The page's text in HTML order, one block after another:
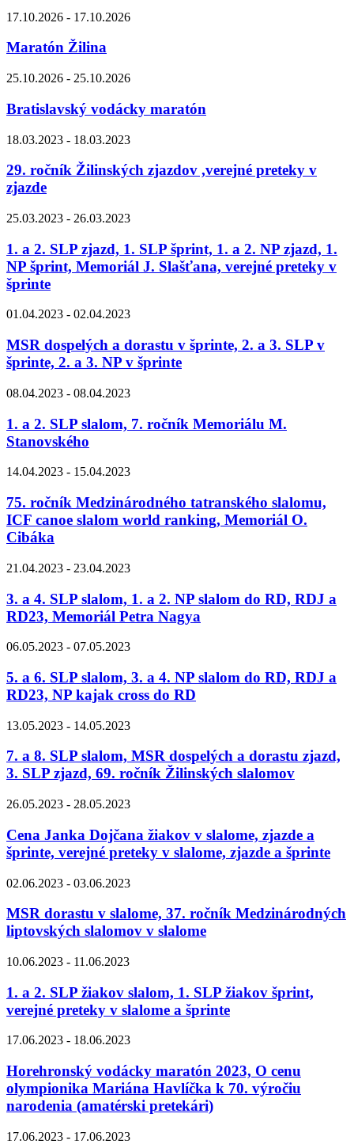
17.10.2026 - 17.10.2026
Maratón Žilina
25.10.2026 - 25.10.2026
Bratislavský vodácky maratón
18.03.2023 - 18.03.2023
29. ročník Žilinských zjazdov ,verejné preteky v
zjazde
25.03.2023 - 26.03.2023
1. a 2. SLP zjazd, 1. SLP šprint, 1. a 2. NP zjazd, 1.
NP šprint, Memoriál J. Slašťana, verejné preteky v
šprinte
01.04.2023 - 02.04.2023
MSR dospelých a dorastu v šprinte, 2. a 3. SLP v
šprinte, 2. a 3. NP v šprinte
08.04.2023 - 08.04.2023
1. a 2. SLP slalom, 7. ročník Memoriálu M.
Stanovského
14.04.2023 - 15.04.2023
75. ročník Medzinárodného tatranského slalomu,
ICF canoe slalom world ranking, Memoriál O.
Cibáka
21.04.2023 - 23.04.2023
3. a 4. SLP slalom, 1. a 2. NP slalom do RD, RDJ a
RD23, Memoriál Petra Nagya
06.05.2023 - 07.05.2023
5. a 6. SLP slalom, 3. a 4. NP slalom do RD, RDJ a
RD23, NP kajak cross do RD
13.05.2023 - 14.05.2023
7. a 8. SLP slalom, MSR dospelých a dorastu zjazd,
3. SLP zjazd, 69. ročník Žilinských slalomov
26.05.2023 - 28.05.2023
Cena Janka Dojčana žiakov v slalome, zjazde a
šprinte, verejné preteky v slalome, zjazde a šprinte
02.06.2023 - 03.06.2023
MSR dorastu v slalome, 37. ročník Medzinárodných
liptovských slalomov v slalome
10.06.2023 - 11.06.2023
1. a 2. SLP žiakov slalom, 1. SLP žiakov šprint,
verejné preteky v slalome a šprinte
17.06.2023 - 18.06.2023
Horehronský vodácky maratón 2023, O cenu
olympionika Mariána Havlíčka k 70. výročiu
narodenia (amatérski pretekári)
17.06.2023 - 17.06.2023